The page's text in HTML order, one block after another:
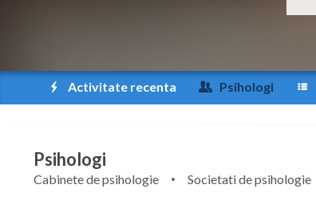
Activitate recenta Psihologi
Psihologi
Cabinete de psihologie Societati de psihologie